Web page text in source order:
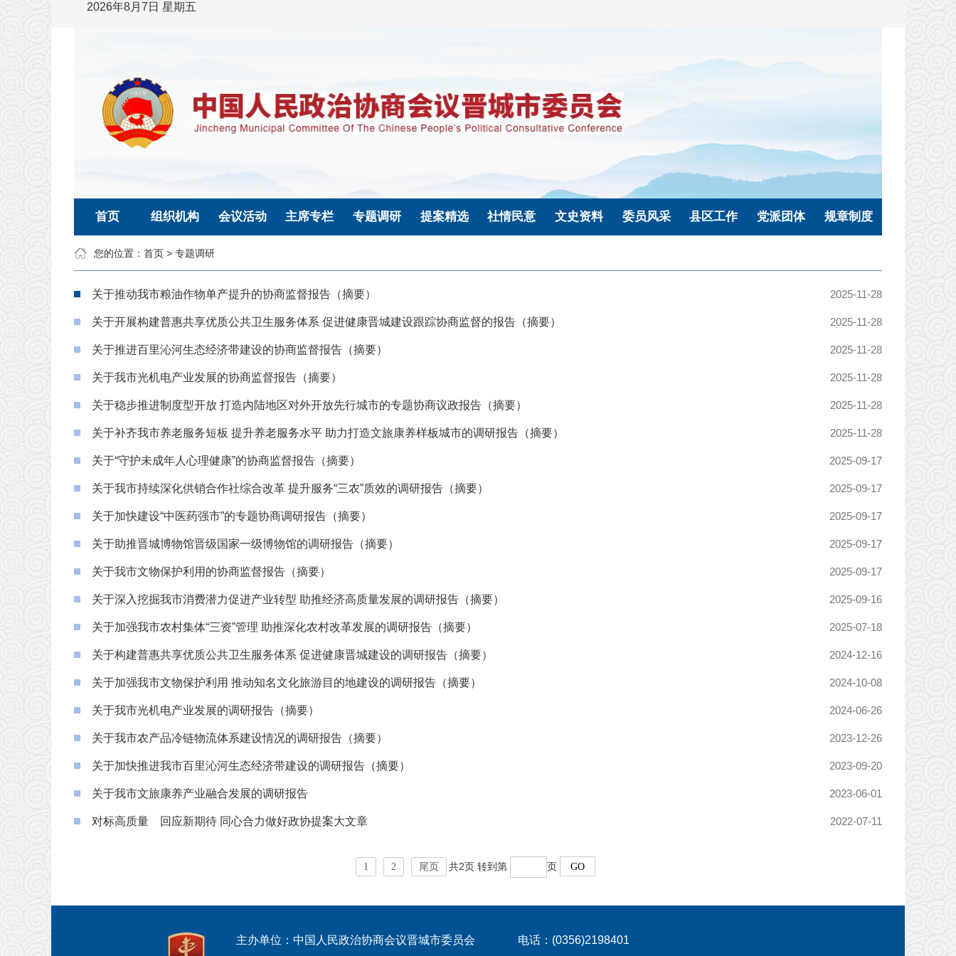
2026年8月7日 星期五
首页 组织机构 会议活动 主席专栏 专题调研 提案精选 社情民意 文史资料 委员风采 县区工作 党派团体 规章制度
您的位置： 首页 > 专题调研
2025-11-28
关于推动我市粮油作物单产提升的协商监督报告（摘要）
2025-11-28
关于开展构建普惠共享优质公共卫生服务体系 促进健康晋城建设跟踪协商监督的报告（摘要）
2025-11-28
关于推进百里沁河生态经济带建设的协商监督报告（摘要）
2025-11-28
关于我市光机电产业发展的协商监督报告（摘要）
2025-11-28
关于稳步推进制度型开放 打造内陆地区对外开放先行城市的专题协商议政报告（摘要）
2025-11-28
关于补齐我市养老服务短板 提升养老服务水平 助力打造文旅康养样板城市的调研报告（摘要）
2025-09-17
关于“守护未成年人心理健康”的协商监督报告（摘要）
2025-09-17
关于我市持续深化供销合作社综合改革 提升服务“三农”质效的调研报告（摘要）
2025-09-17
关于加快建设“中医药强市”的专题协商调研报告（摘要）
2025-09-17
关于助推晋城博物馆晋级国家一级博物馆的调研报告（摘要）
2025-09-17
关于我市文物保护利用的协商监督报告（摘要）
2025-09-16
关于深入挖掘我市消费潜力促进产业转型 助推经济高质量发展的调研报告（摘要）
2025-07-18
关于加强我市农村集体“三资”管理 助推深化农村改革发展的调研报告（摘要）
2024-12-16
关于构建普惠共享优质公共卫生服务体系 促进健康晋城建设的调研报告（摘要）
2024-10-08
关于加强我市文物保护利用 推动知名文化旅游目的地建设的调研报告（摘要）
2024-06-26
关于我市光机电产业发展的调研报告（摘要）
2023-12-26
关于我市农产品冷链物流体系建设情况的调研报告（摘要）
2023-09-20
关于加快推进我市百里沁河生态经济带建设的调研报告（摘要）
2023-06-01
关于我市文旅康养产业融合发展的调研报告
2022-07-11
对标高质量 回应新期待 同心合力做好政协提案大文章
1 2 尾页 共2页 转到第 页
主办单位：中国人民政治协商会议晋城市委员会
电话：(0356)2198401